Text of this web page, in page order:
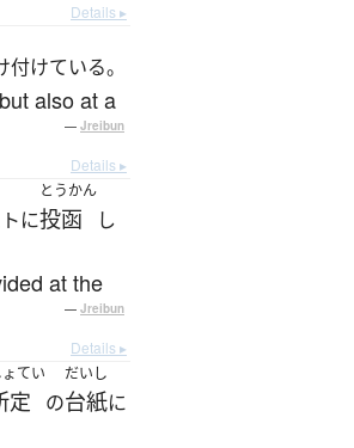
Details ▸
けている。
also at a
— Jreibun
Details ▸
に
とうかん
投函
し
at the
— Jreibun
Details ▸
ょてい
定 の
だいし
台紙に